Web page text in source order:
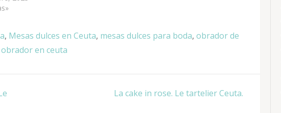
, Mesas dulces en Ceuta, mesas dulces para boda, obrador de
obrador en ceuta
La cake in rose. Le tartelier Ceuta.